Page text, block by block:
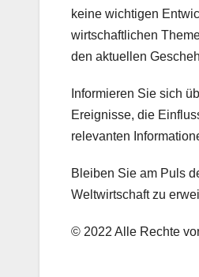
keine wichtigen
wirtschaftlichen
den aktuellen
Informieren Sie sich
Ereignisse, die
relevanten
Bleiben Sie am Puls
Weltwirtschaft zu
© 2022 Alle Rechte